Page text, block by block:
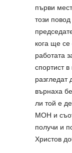
първи
този
кога ще
работата
спортист
разгледат
върнаха
ли той е
МОН и
получи и
Христов